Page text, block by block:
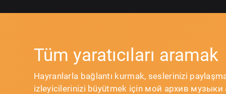
Tüm yaratıcıları aramak
Hayranlarla bağlantı kurmak, seslerinizi
izleyicilerinizi büyütmek için мой архив музыки